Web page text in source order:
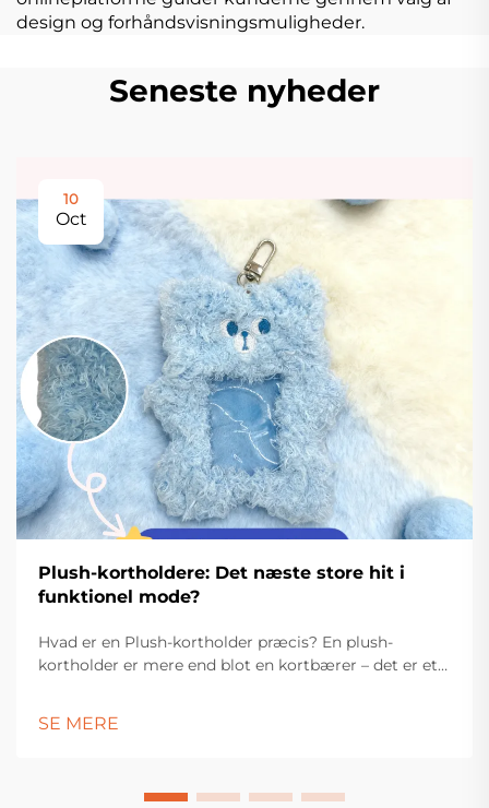
design og forhåndsvisningsmuligheder.
Seneste nyheder
10
Oct
Plush-kortholdere: Det næste store hit i
funktionel mode?
Hvad er en Plush-kortholder præcis? En plush-
kortholder er mere end blot en kortbærer – det er et
Fremstillet af bløde materialer som fløjlsstof, plush
SE MERE